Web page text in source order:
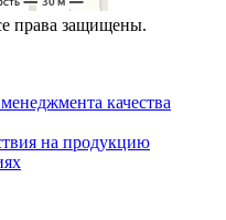
права защищены.
качества
на продукцию